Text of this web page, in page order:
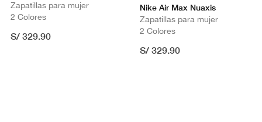
Zapatillas para mujer
2 Colores
S/ 329.90
Nike Air Max Nuaxis
Zapatillas para mujer
2 Colores
S/ 329.90